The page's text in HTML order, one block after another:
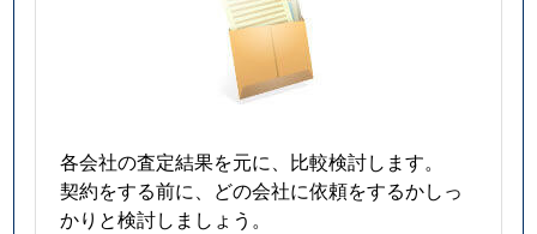
各会社の査定結果を元に、比較検討します。
契約をする前に、どの会社に依頼をするかしっ
かりと検討しましょう。